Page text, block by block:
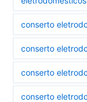
conserto
conserto
conserto
conserto